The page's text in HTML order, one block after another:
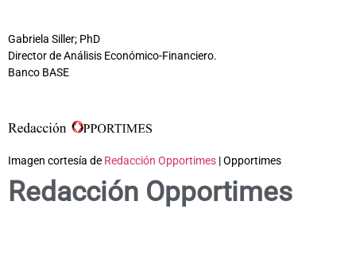
Gabriela Siller; PhD
Director de Análisis Económico-Financiero.
Banco BASE
Imagen cortesía de Redacción Opportimes | Opportimes
Redacción Opportimes